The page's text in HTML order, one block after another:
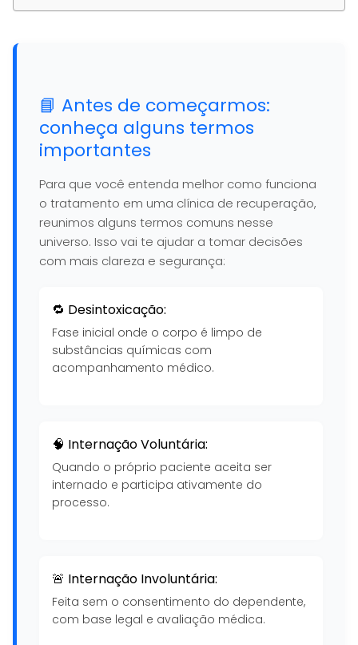
📘 Antes de começarmos:
conheça alguns termos
importantes
Para que você entenda melhor como funciona
o tratamento em uma clínica de recuperação,
reunimos alguns termos comuns nesse
universo. Isso vai te ajudar a tomar decisões
com mais clareza e segurança:
🔁 Desintoxicação:
Fase inicial onde o corpo é limpo de
substâncias químicas com
acompanhamento médico.
🧠 Internação Voluntária:
Quando o próprio paciente aceita ser
internado e participa ativamente do
processo.
🚨 Internação Involuntária:
Feita sem o consentimento do dependente,
com base legal e avaliação médica.